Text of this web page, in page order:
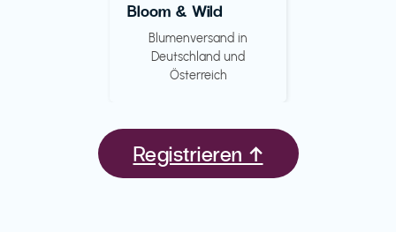
Bloom & Wild
Blumenversand in
Deutschland und
Österreich
Registrieren ↑